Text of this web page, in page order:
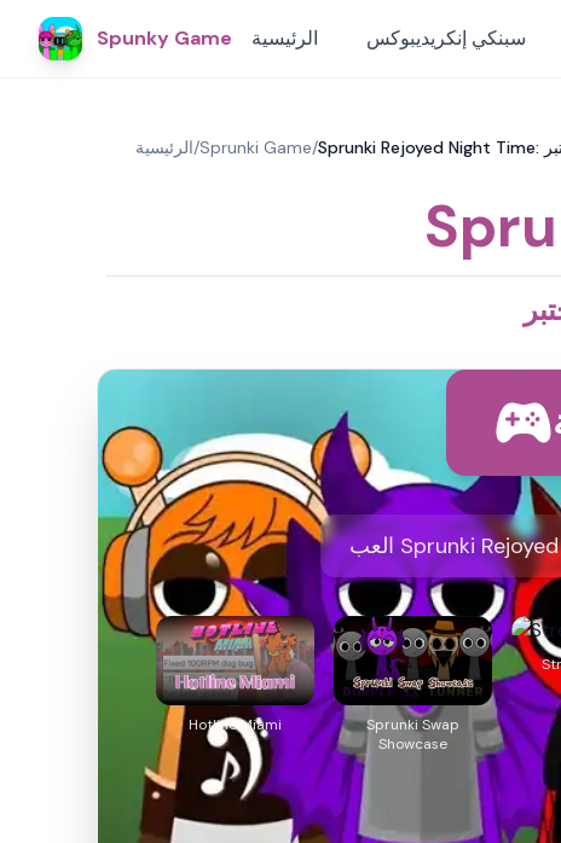
Spunky Game الرئيسية سبنكي إنكريديبوكس
الرئيسية/Sprunki Game/
Hotline Miami
Sprunki Swap
Showcase